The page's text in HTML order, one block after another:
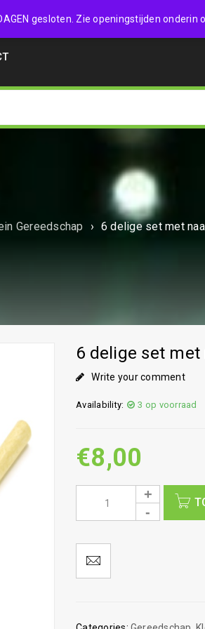
gesloten. Zie openingstijden
Gereedschap › 6 delige set met
6 delige set
Write your comment
Availability: 3 op voorraad
€8,00